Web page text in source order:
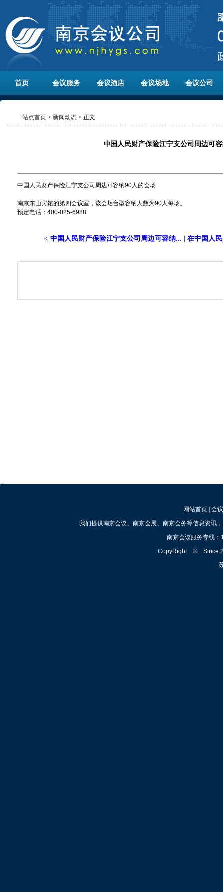
首页 会议服务 会议酒店 会议场地 会议公司
站点首页 > 新闻动态 > 正文
中国人民财产保险江宁支公司周边可
中国人民财产保险江宁支公司周边可容纳90人的会场
南京东山宾馆的第四会议室，该会场台型容纳人数为90人每场。
预定电话：400-025-6988
< 中国人民财产保险江宁支公司周边可容纳... 在中国人
网站首页| 会
我们提供南京会议、南京会展、南京会务等信息资讯
南京会议服务专线：
CopyRight © Since